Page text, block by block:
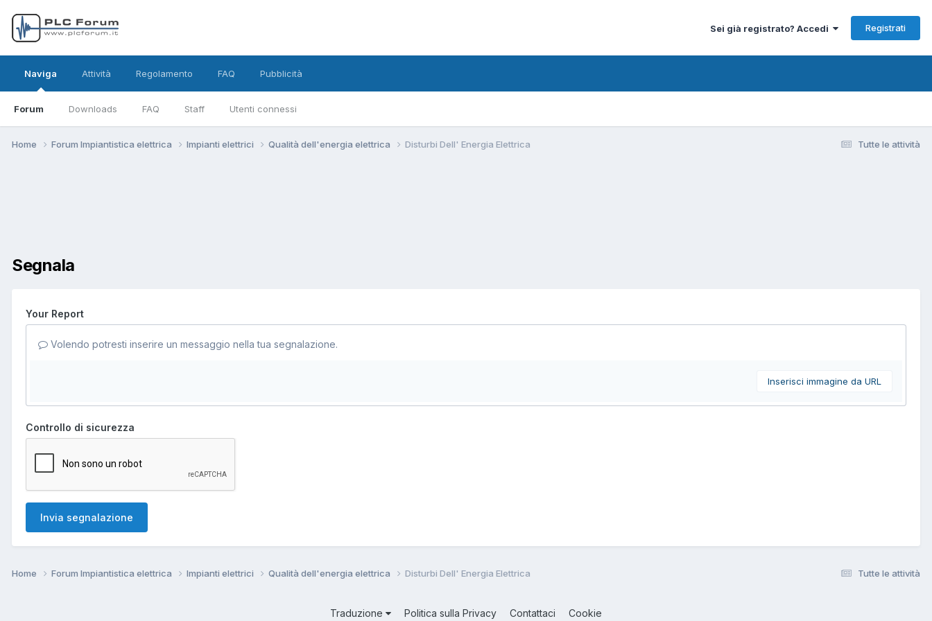
Sei già registrato? Accedi Registrati
Naviga
Forum Downloads FAQ Staff Utenti connessi
Attività Regolamento FAQ Pubblicità
Tutte le attività
Home Forum Impiantistica elettrica Impianti elettrici Qualità dell'energia elettrica Disturbi Dell' Energia Elettrica
Segnala
Your Report
Volendo potresti inserire un messaggio nella tua segnalazione.
Inserisci immagine da URL
Controllo di sicurezza
Invia segnalazione
Tutte le attività
Home Forum Impiantistica elettrica Impianti elettrici Qualità dell'energia elettrica Disturbi Dell' Energia Elettrica
Traduzione Politica sulla Privacy Contattaci Cookie